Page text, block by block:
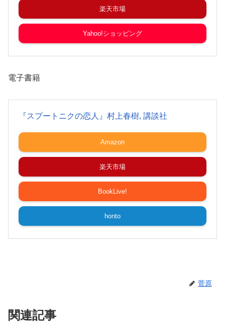
楽天市場
Yahoo!ショッピング
電子書籍
『スプートニクの恋人』村上春樹, 講談社
Amazon
楽天市場
BookLive!
honto
菅原
関連記事